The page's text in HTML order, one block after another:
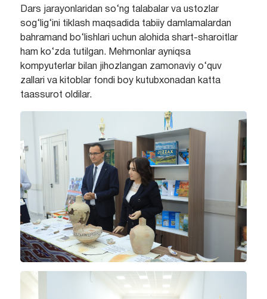
Dars jarayonlaridan so‘ng talabalar va ustozlar
sog‘lig‘ini tiklash maqsadida tabiiy damlamalardan
bahramand bo‘lishlari uchun alohida shart-sharoitlar
ham ko‘zda tutilgan. Mehmonlar ayniqsa
kompyuterlar bilan jihozlangan zamonaviy o‘quv
zallari va kitoblar fondi boy kutubxonadan katta
taassurot oldilar.